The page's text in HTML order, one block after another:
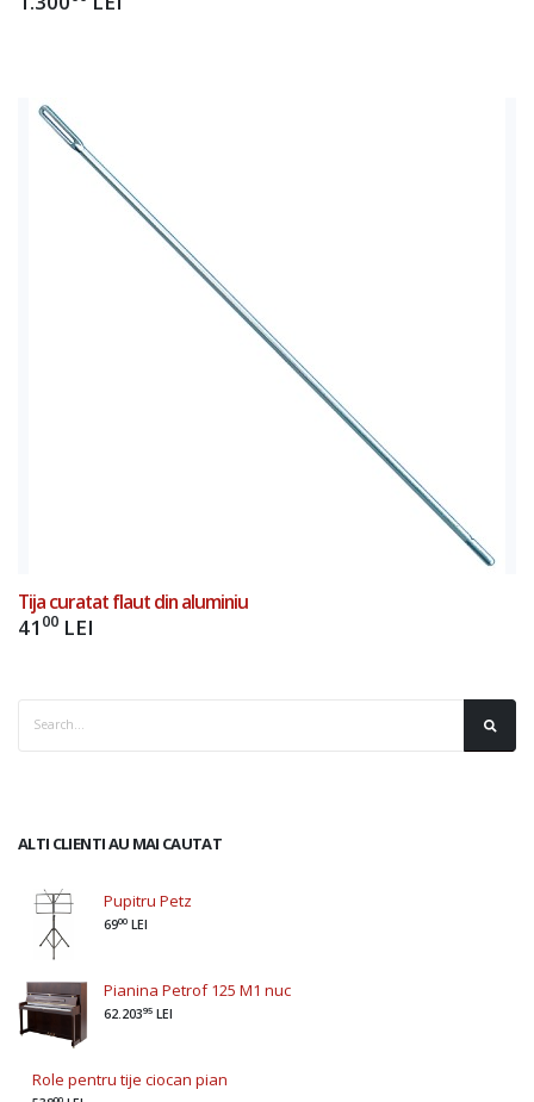
ALTI CLIENTI AU MAI CAUTAT
Pupitru Petz
6900 LEI
Pianina Petrof 125 M1 nuc
62.20395 LEI
Role pentru tije ciocan pian
00
Tija curatat flaut din aluminiu
41 00 LEI